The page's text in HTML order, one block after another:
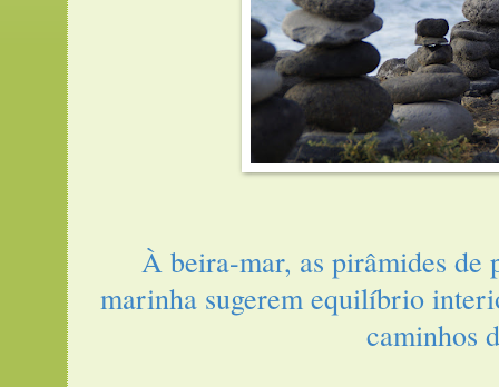
À beira-mar, as pirâmides de
marinha sugerem equilíbrio
caminhos